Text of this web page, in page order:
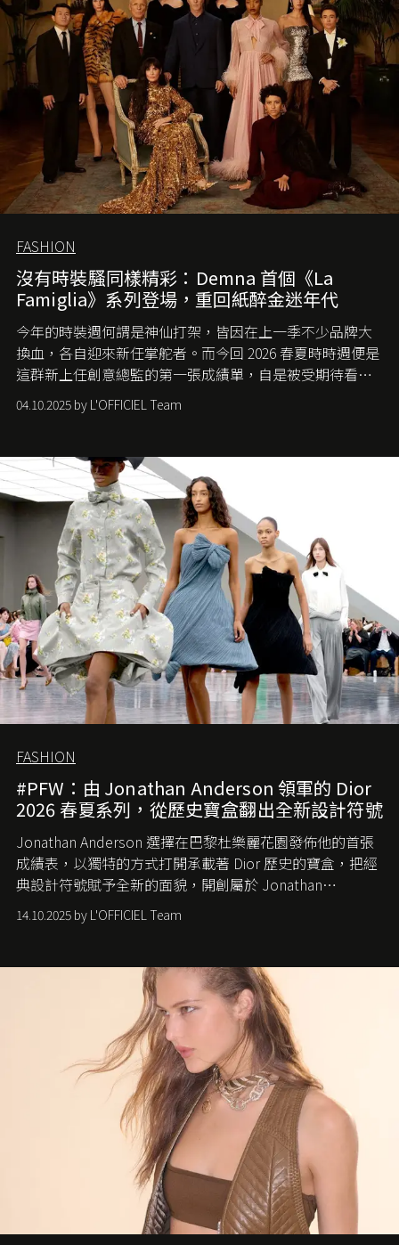
FASHION
沒有時裝騷同樣精彩：Demna 首個《La
Famiglia》系列登場，重回紙醉金迷年代
今年的時裝週何謂是神仙打架，皆因在上一季不少品牌大
換血，各自迎來新任掌舵者。而今回 2026 春夏時時週便是
這群新上任創意總監的第一張成績單，自是被受期待看他
們如何各顯神通。意大利老牌 Gucci 在過去幾個季度業績
難已救回，開雲集團任命成功曾翻轉 Balenciaga 的愛將
團市值一日蒸發 30 億美元，大眾擔心走得太前的 Demna
會忽略品牌的美學基礎，最後變成三不像。而從剛剛推出
的首作所造成的話題及關注度，我們便知道 Demna 沒這麼
簡單，一個嶄新的 Gucci 時代已經展開！
04.10.2025 by L'OFFICIEL Team
FASHION
#PFW：由 Jonathan Anderson 領軍的 Dior
2026 春夏系列，從歷史寶盒翻出全新設計符號
Jonathan Anderson 選擇在巴黎杜樂麗花園發佈他的首張
成績表，以獨特的方式打開承載著 Dior 歷史的寶盒，把經
典設計符號賦予全新的面貌，開創屬於 Jonathan
Anderson 的 Dior 時代。
14.10.2025 by L'OFFICIEL Team